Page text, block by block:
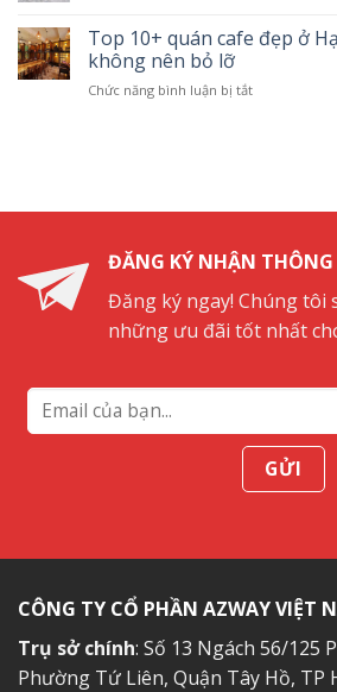
quá
nhất
tiếng
thăm
vịnh
Top 10+ quán cafe đẹp ở
không nên bỏ lỡ
Chức năng bình luận bị tắt
ở
Long
du
khách
không
nên
ĐĂNG KÝ NHẬN
Đăng ký ngay! Chúng tôi
những ưu đãi tốt nhất
CÔNG TY CỔ PHẦN AZWAY VIỆT
Trụ sở chính: Số 13 Ngách 56/125
Phường Tứ Liên, Quận Tây Hồ, TP